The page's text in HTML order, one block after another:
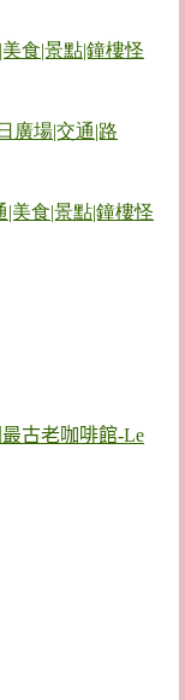
食|景點|鐘樓怪
廣場|交通|路
美食|景點|鐘樓怪
古老咖啡館-Le